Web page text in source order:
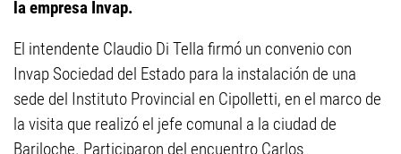
la empresa Invap.
El intendente Claudio Di Tella firmó un convenio con
Invap Sociedad del Estado para la instalación de una
sede del Instituto Provincial en Cipolletti, en el marco de
la visita que realizó el jefe comunal a la ciudad de
Bariloche. Participaron del encuentro Carlos